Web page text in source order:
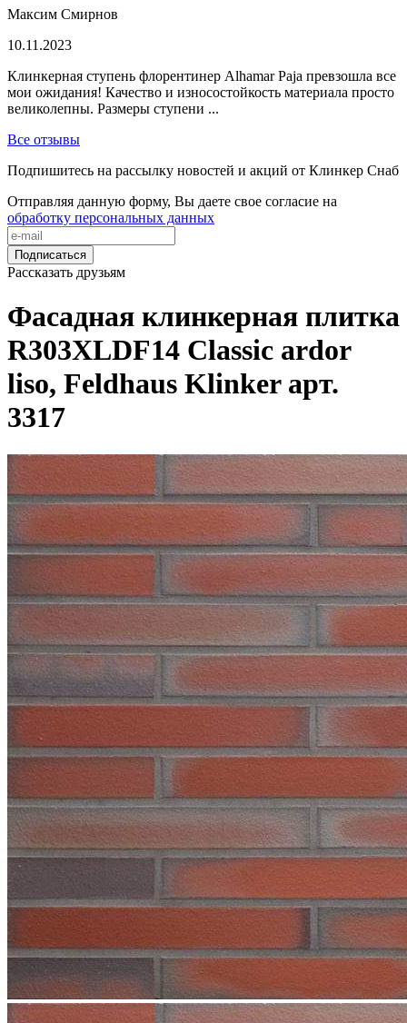
Максим Смирнов
10.11.2023
Клинкерная ступень флорентинер Alhamar Paja превзошла все
мои ожидания! Качество и износостойкость материала просто
великолепны. Размеры ступени ...
Все отзывы
Подпишитесь на рассылку новостей и акций от Клинкер Снаб
Отправляя данную форму, Вы даете свое согласие на
обработку персональных данных
Подписаться
Рассказать друзьям
Фасадная клинкерная плитка
R303XLDF14 Classic ardor
liso, Feldhaus Klinker арт.
3317